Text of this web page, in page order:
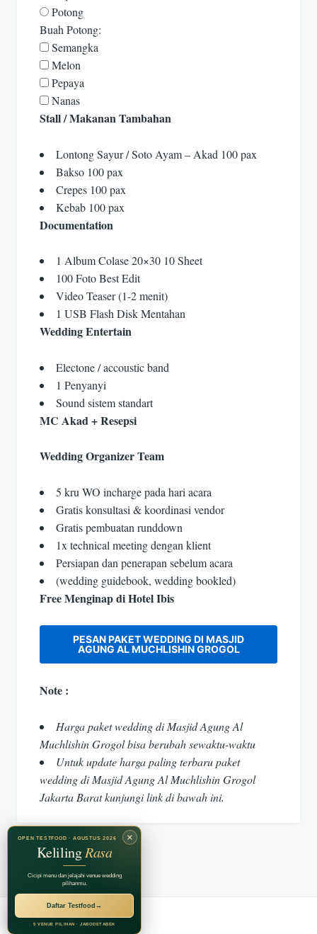
Potong
Buah Potong:
Semangka
Melon
Pepaya
Nanas
Stall / Makanan Tambahan
Lontong Sayur / Soto Ayam – Akad 100 pax
Bakso 100 pax
Crepes 100 pax
Kebab 100 pax
Documentation
1 Album Colase 20×30 10 Sheet
100 Foto Best Edit
Video Teaser (1-2 menit)
1 USB Flash Disk Mentahan
Wedding Entertain
Electone / accoustic band
1 Penyanyi
Sound sistem standart
MC Akad + Resepsi
Wedding Organizer Team
5 kru WO incharge pada hari acara
Gratis konsultasi & koordinasi vendor
Gratis pembuatan runddown
1x technical meeting dengan klient
Persiapan dan penerapan sebelum acara
(wedding guidebook, wedding bookled)
Free Menginap di Hotel Ibis
PESAN PAKET WEDDING DI MASJID
AGUNG AL MUCHLISHIN GROGOL
Note :
Harga paket wedding di Masjid Agung Al
Muchlishin Grogol bisa berubah sewaktu-waktu
Untuk update harga paling terbaru paket
wedding di Masjid Agung Al Muchlishin Grogol
Jakarta Barat kunjungi link di bawah ini.
RECOMMENDED BY
Jagarasa Group
×
OPEN TESTFOOD · AGUSTUS 2026
KelilingRasa
Cicipi menu dan jelajahi venue wedding
pilihanmu.
Daftar Testfood →
5 VENUE PILIHAN · JABODETABEK